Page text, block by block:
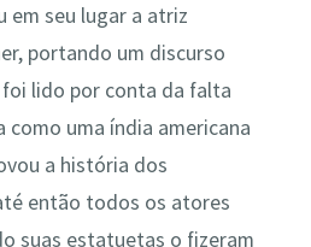
em seu lugar a atriz
portando um discurso
lido por conta da falta
uma índia americana
a história dos
então todos os atores
suas estatuetas o fizeram